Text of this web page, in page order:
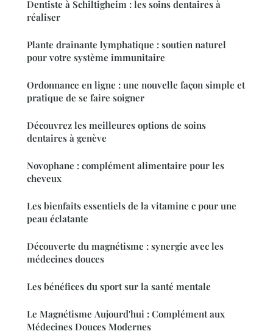
Dentiste à Schiltigheim : les soins dentaires à
réaliser
Plante drainante lymphatique : soutien naturel
pour votre système immunitaire
Ordonnance en ligne : une nouvelle façon simple et
pratique de se faire soigner
Découvrez les meilleures options de soins
dentaires à genève
Novophane : complément alimentaire pour les
cheveux
Les bienfaits essentiels de la vitamine c pour une
peau éclatante
Découverte du magnétisme : synergie avec les
médecines douces
Les bénéfices du sport sur la santé mentale
Le Magnétisme Aujourd'hui : Complément aux
Médecines Douces Modernes